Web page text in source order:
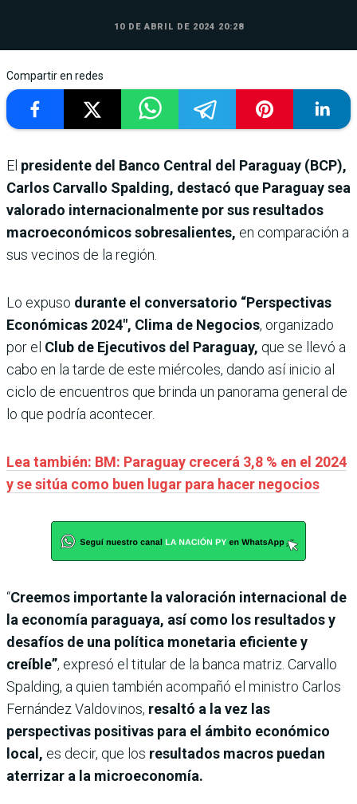
10 DE ABRIL DE 2024 20:28
Compartir en redes
El presidente del Banco Central del Paraguay (BCP),
Carlos Carvallo Spalding, destacó que Paraguay sea
valorado internacionalmente por sus resultados
macroeconómicos sobresalientes, en comparación a
sus vecinos de la región.
Lo expuso durante el conversatorio “Perspectivas
Económicas 2024″, Clima de Negocios, organizado
por el Club de Ejecutivos del Paraguay, que se llevó a
cabo en la tarde de este miércoles, dando así inicio al
ciclo de encuentros que brinda un panorama general de
lo que podría acontecer.
Lea también: BM: Paraguay crecerá 3,8 % en el 2024
y se sitúa como buen lugar para hacer negocios
“Creemos importante la valoración internacional de
la economía paraguaya, así como los resultados y
desafíos de una política monetaria eficiente y
creíble”, expresó el titular de la banca matriz. Carvallo
Spalding, a quien también acompañó el ministro Carlos
Fernández Valdovinos, resaltó a la vez las
perspectivas positivas para el ámbito económico
local, es decir, que los resultados macros puedan
aterrizar a la microeconomía.